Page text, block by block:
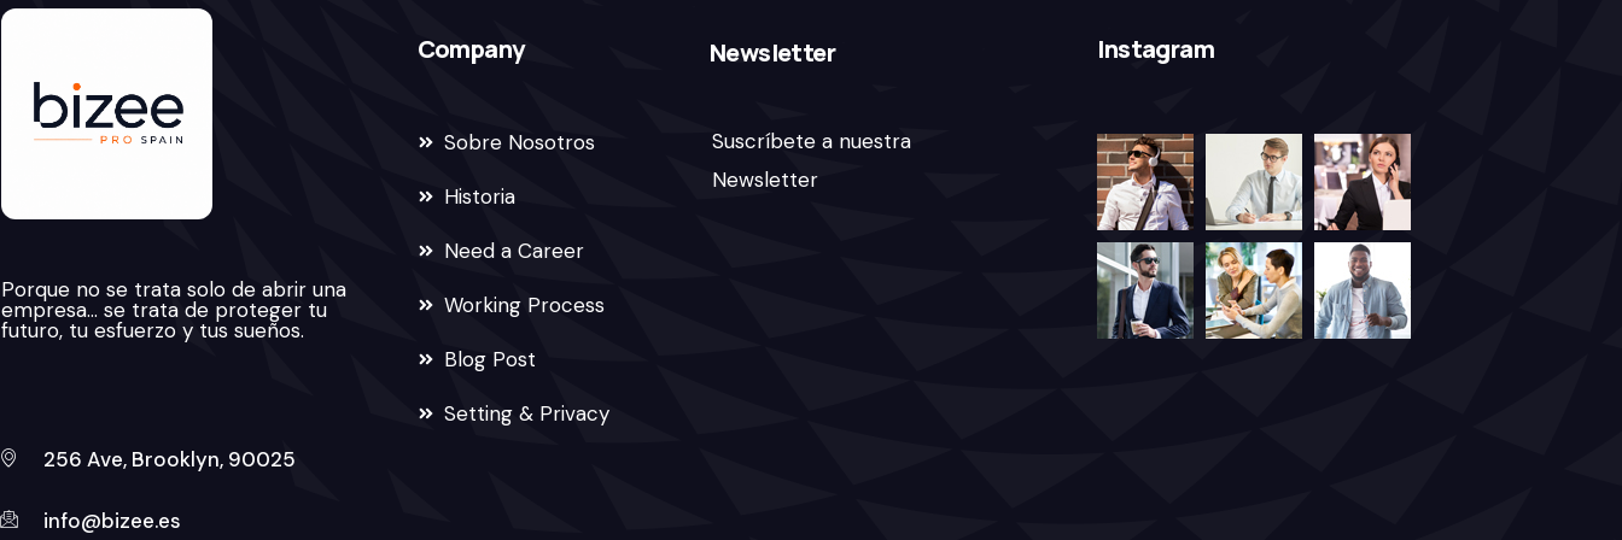
Porque no se trata solo de abrir una
empresa… se trata de proteger tu
futuro, tu esfuerzo y tus sueños.
Company
Sobre Nosotros
Historia
Need a Career
Working Process
Blog Post
Setting & Privacy
Newsletter
Suscríbete a nuestra
Newsletter
Instagram
256 Ave, Brooklyn, 90025
info@bizee.es